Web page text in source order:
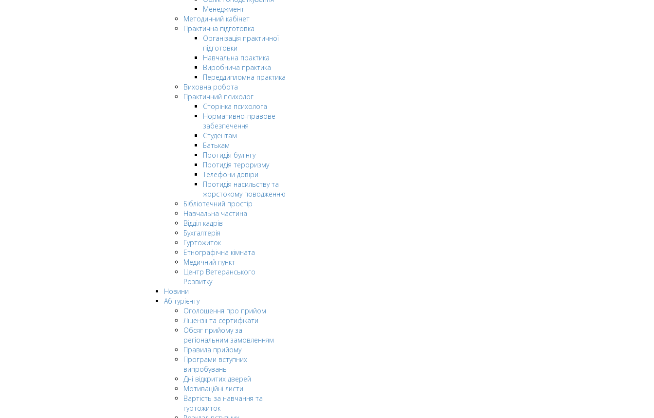
Менеджмент
Методичний кабінет
Практична підготовка
Організація практичної
підготовки
Навчальна практика
Виробнича практика
Переддипломна практика
Виховна робота
Практичний психолог
Сторінка психолога
Нормативно-правове
забезпечення
Студентам
Батькам
Протидія булінгу
Протидія тероризму
Телефони довіри
Протидія насильству та
жорстокому поводженню
Бібліотечний простір
Навчальна частина
Відділ кадрів
Бухгалтерія
Гуртожиток
Етнографічна кімната
Медичний пункт
Центр Ветеранського
Розвитку
Новини
Абітурієнту
Оголошення про прийом
Ліцензії та сертифікати
Обсяг прийому за
регіональним замовленням
Правила прийому
Програми вступних
випробувань
Дні відкритих дверей
Мотиваційні листи
Вартість за навчання та
гуртожиток